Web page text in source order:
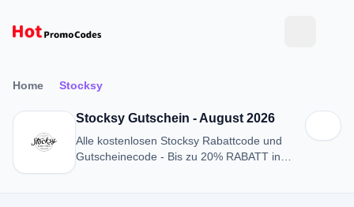
Home Stocksy
Stocksy Gutschein - August 2026
Alle kostenlosen Stocksy Rabattcode und
Gutscheinecode - Bis zu 20% RABATT in